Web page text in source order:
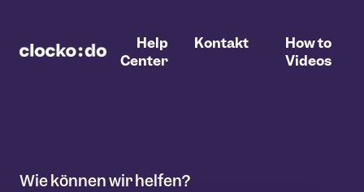
Help
Center
Kontakt
How to
Videos
Wie können wir helfen?